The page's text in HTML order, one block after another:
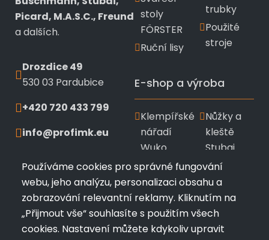
Picard, M.A.S.C., Freund
a dalších.
Drozdice 49
530 03 Pardubice
+420 720 433 799
info@profimk.eu
stoly
FÖRSTER
Ruční lisy
trubky
Použité
stroje
E-shop a výroba
Klempířské
nářadí
Wuko
Nářadí
Bushmann
Ruční
ohýbačky
a
Nůžky a
kleště
Stubai
Kladiva a
měřící
pomůcky
Zakázková
výroba
Používáme cookies pro správné fungování
webu, jeho analýzu, personalizaci obsahu a
zobrazování relevantní reklamy. Kliknutím na
„Přijmout vše“ souhlasíte s použitím všech
cookies. Nastavení můžete kdykoliv upravit